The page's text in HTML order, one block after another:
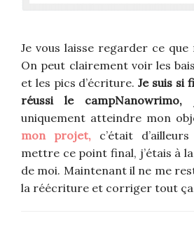
Je vous laisse regarder ce que
On peut clairement voir les
et les pics d’écriture.Je suis si
réussi le campNanowrimo,
uniquement atteindre mon
mon projet,
c’était
mettre ce point final, j’étais à
de moi. Maintenant il ne me
la réécriture et corriger tout